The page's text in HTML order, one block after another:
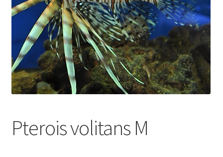
Pterois volitans M